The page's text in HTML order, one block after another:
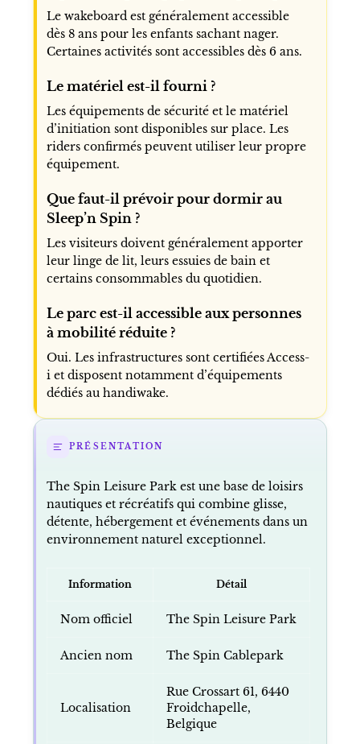
Le wakeboard est généralement accessible
dès 8 ans pour les enfants sachant nager.
Certaines activités sont accessibles dès 6 ans.
Le matériel est-il fourni ?
Les équipements de sécurité et le matériel
d’initiation sont disponibles sur place. Les
riders confirmés peuvent utiliser leur propre
équipement.
Que faut-il prévoir pour dormir au
Sleep’n Spin ?
Les visiteurs doivent généralement apporter
leur linge de lit, leurs essuies de bain et
certains consommables du quotidien.
Le parc est-il accessible aux personnes
à mobilité réduite ?
Oui. Les infrastructures sont certifiées Access-
i et disposent notamment d’équipements
dédiés au handiwake.
PRÉSENTATION
The Spin Leisure Park est une base de loisirs
nautiques et récréatifs qui combine glisse,
détente, hébergement et événements dans un
environnement naturel exceptionnel.
Information Détail
Nom officiel The Spin Leisure Park
Ancien nom The Spin Cablepark
Localisation
Rue Crossart 61, 6440
Froidchapelle,
Belgique